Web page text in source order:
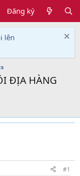
Đăng ký
lên
ĐỊA HÀNG
#1